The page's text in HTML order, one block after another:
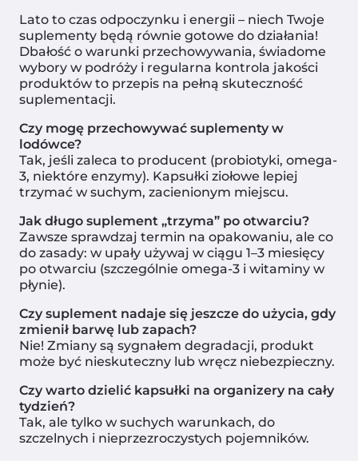
Lato to czas odpoczynku i energii – niech Twoje
suplementy będą równie gotowe do działania!
Dbałość o warunki przechowywania, świadome
wybory w podróży i regularna kontrola jakości
produktów to przepis na pełną skuteczność
suplementacji.
Czy mogę przechowywać suplementy w
lodówce?
Tak, jeśli zaleca to producent (probiotyki, omega-
3, niektóre enzymy). Kapsułki ziołowe lepiej
trzymać w suchym, zacienionym miejscu.
Jak długo suplement „trzyma” po otwarciu?
Zawsze sprawdzaj termin na opakowaniu, ale co
do zasady: w upały używaj w ciągu 1–3 miesięcy
po otwarciu (szczególnie omega-3 i witaminy w
płynie).
Czy suplement nadaje się jeszcze do użycia, gdy
zmienił barwę lub zapach?
Nie! Zmiany są sygnałem degradacji, produkt
może być nieskuteczny lub wręcz niebezpieczny.
Czy warto dzielić kapsułki na organizery na cały
tydzień?
Tak, ale tylko w suchych warunkach, do
szczelnych i nieprzezroczystych pojemników.
Z czym najczęściej
zmagasz?